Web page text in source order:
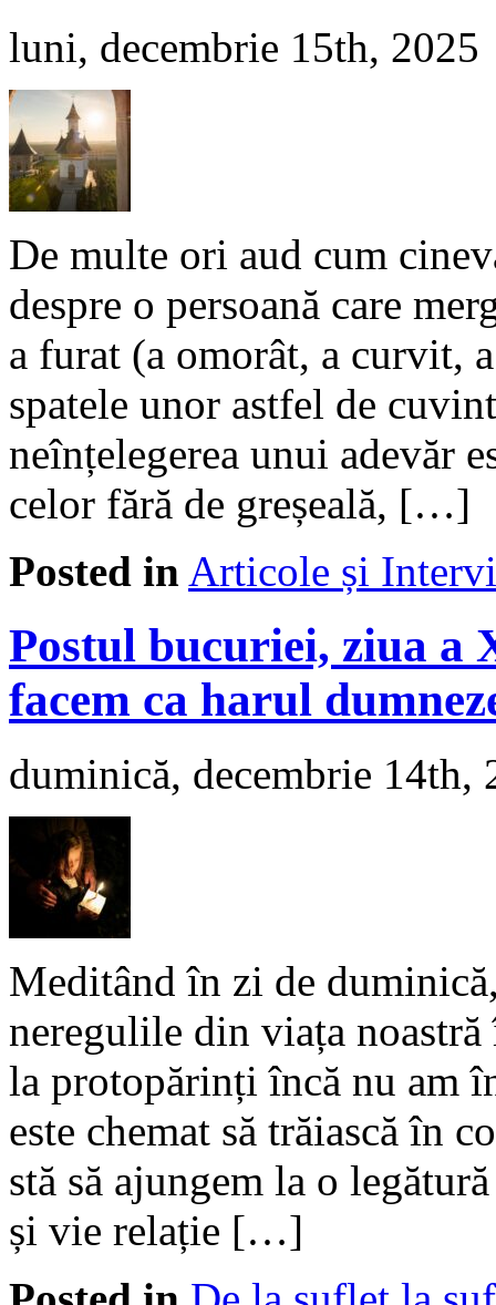
luni, decembrie 15th, 2025
De multe ori aud cum
despre o persoană care
a furat (a omorât, a curvit,
spatele unor astfel de
neînțelegerea unui adevăr
celor fără de greșeală, […]
Posted in Articole și
Postul bucuriei, ziua
facem ca harul
duminică, decembrie 14th,
Meditând în zi de
neregulile din viața
la protopărinți încă nu am
este chemat să trăiască în
stă să ajungem la o
și vie relație […]